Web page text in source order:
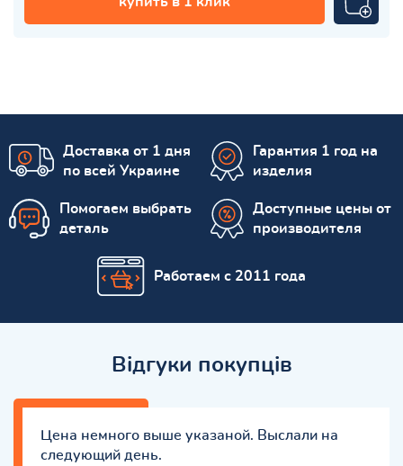
Доставка от 1 дня
по всей Украине
Гарантия 1 год на
изделия
Помогаем выбрать
деталь
Доступные цены от
производителя
Работаем с 2011 года
Відгуки покупців
Цена немного выше указаной. Выслали на
следующий день.